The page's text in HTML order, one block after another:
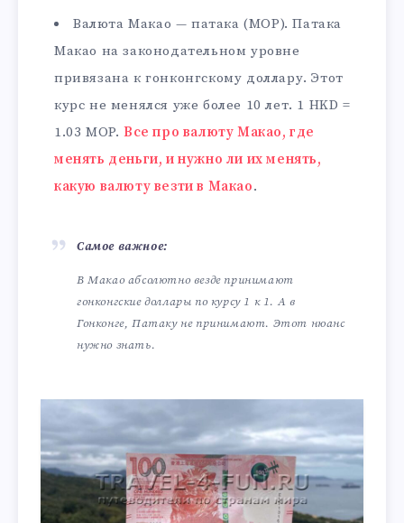
Валюта Макао — патака (MOP). Патака
Макао на законодательном уровне
привязана к гонконгскому доллару. Этот
курс не менялся уже более 10 лет. 1 HKD =
1.03 MOP. Все про валюту Макао, где
менять деньги, и нужно ли их менять,
какую валюту везти в Макао.
Самое важное:
В Макао абсолютно везде принимают
гонконгские доллары по курсу 1 к 1. А в
Гонконге, Патаку не принимают. Этот нюанс
нужно знать.